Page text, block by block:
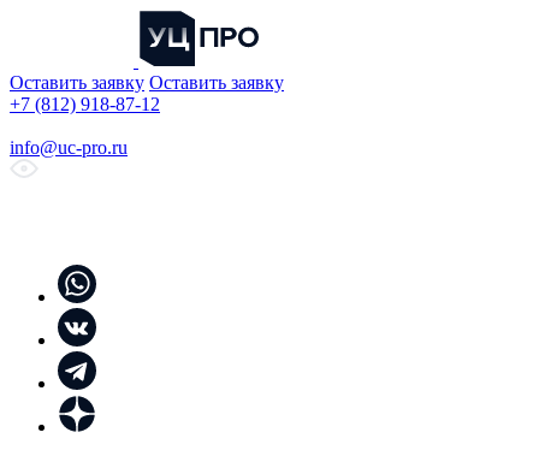
Оставить заявку Оставить заявку
+7 (812) 918-87-12
info@uc-pro.ru